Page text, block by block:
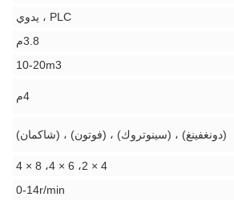
PLC ، يدوي
3.8م
10-20m3
4م
(دونغفينغ) ، (سينوتروك) ، (فوتون) ، (شاكمان)
4 × 2، 6 × 4، 8 × 4
0-14r/min